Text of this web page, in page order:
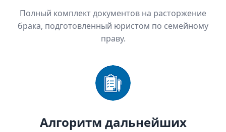
Полный комплект документов на расторжение
брака, подготовленный юристом по семейному
праву.
Алгоритм дальнейших